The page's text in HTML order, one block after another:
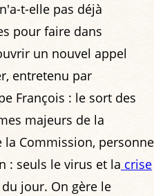
t-elle pas déjà
pour faire dans
un nouvel appel
entretenu par
François : le sort des
majeurs de la
la Commission, personne
: seuls le virus et la crise
jour. On gère le